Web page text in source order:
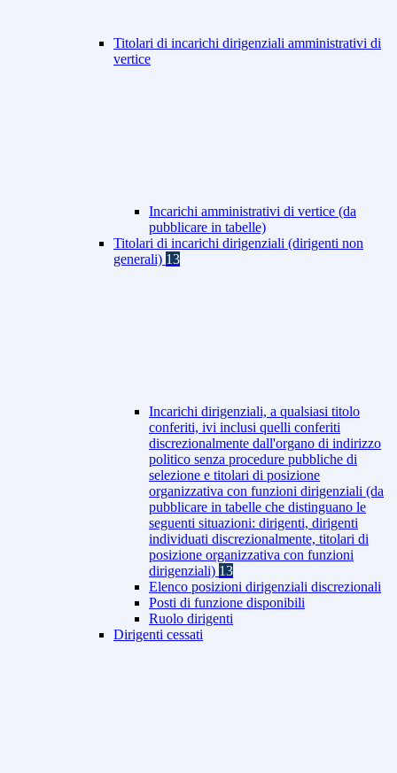
Titolari di incarichi dirigenziali amministrativi di
vertice
Incarichi amministrativi di vertice (da
pubblicare in tabelle)
Titolari di incarichi dirigenziali (dirigenti non
generali) 13
Incarichi dirigenziali, a qualsiasi titolo
conferiti, ivi inclusi quelli conferiti
discrezionalmente dall'organo di indirizzo
politico senza procedure pubbliche di
selezione e titolari di posizione
organizzativa con funzioni dirigenziali (da
pubblicare in tabelle che distinguano le
seguenti situazioni: dirigenti, dirigenti
individuati discrezionalmente, titolari di
posizione organizzativa con funzioni
dirigenziali) 13
Elenco posizioni dirigenziali discrezionali
Posti di funzione disponibili
Ruolo dirigenti
Dirigenti cessati